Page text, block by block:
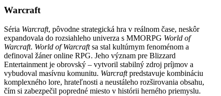
Warcraft
Séria Warcraft, pôvodne strategická hra v reálnom čase, neskôr
expandovala do rozsiahleho univerza s MMORPG World of
Warcraft. World of Warcraftsa stal kultúrnym fenoménom a
definoval žáner online RPG. Jeho význam pre Blizzard
Entertainment je obrovský – vytvoril stabilný zdroj príjmov a
vybudoval masívnu komunitu. Warcraftpredstavuje kombináciu
komplexného lore, hrateľnosti a neustáleho rozširovania obsahu,
čím si zabezpečil popredné miesto v histórii herného priemyslu.